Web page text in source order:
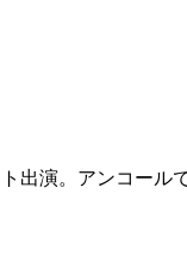
出演。アンコール